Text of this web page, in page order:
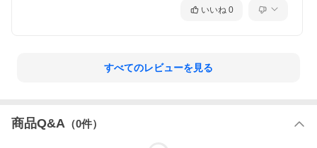
いいね 0
すべてのレビューを見る
商品Q&A （0件）